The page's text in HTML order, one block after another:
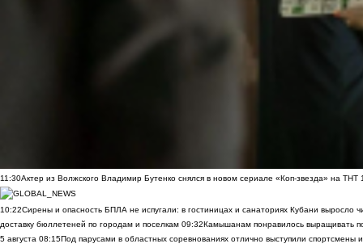
11:30Актер из Волжского Владимир Бутенко снялся в новом сериале «Коп-звезда» на ТНТ
10:22Сирены и опасность БПЛА не испугали: в гостиницах и санаториях Кубани выросло
доставку бюллетеней по городам и поселкам 09:32Камышанам понравилось выращивать
5 августа 08:15Под парусами в областных соревнованиях отлично выступили спортсмены